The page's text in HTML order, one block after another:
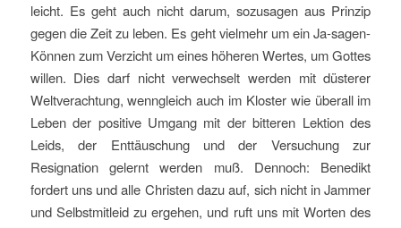
leicht. Es geht auch nicht darum, sozusagen aus Prinzip
gegen die Zeit zu leben. Es geht vielmehr um ein Ja-sagen-
Können zum Verzicht um eines höheren Wertes, um Gottes
willen. Dies darf nicht verwechselt werden mit düsterer
Weltverachtung, wenngleich auch im Kloster wie überall im
Leben der positive Umgang mit der bitteren Lektion des
Leids, der Enttäuschung und der Versuchung zur
Resignation gelernt werden muß. Dennoch: Benedikt
fordert uns und alle Christen dazu auf, sich nicht in Jammer
und Selbstmitleid zu ergehen, und ruft uns mit Worten des